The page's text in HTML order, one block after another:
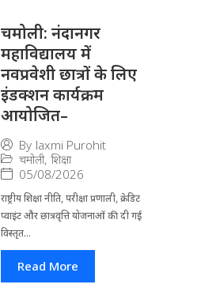
चमोली: नंदानगर
महाविद्यालय में
नवप्रवेशी छात्रों के लिए
इंडक्शन कार्यक्रम
आयोजित–
By laxmi Purohit
चमोली, शिक्षा
05/08/2026
राष्ट्रीय शिक्षा नीति, परीक्षा प्रणाली, क्रेडिट
प्वाइंट और छात्रवृत्ति योजनाओं की दी गई
विस्तृत...
Read More